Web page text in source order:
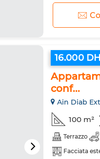
16.000 DH
conf...
Ain Diab
100 m²
Terrazzo
Facciata